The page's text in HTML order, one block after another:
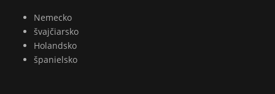
Nemecko
švajčiarsko
Holandsko
španielsko